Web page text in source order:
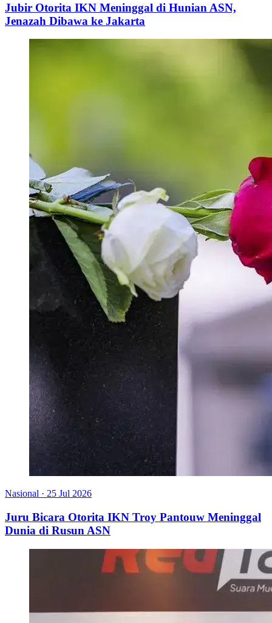
Jubir Otorita IKN Meninggal di Hunian ASN,
Jenazah Dibawa ke Jakarta
Nasional · 25 Jul 2026
Juru Bicara Otorita IKN Troy Pantouw Meninggal
Dunia di Rusun ASN